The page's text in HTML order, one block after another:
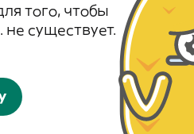
того, чтобы
существует.